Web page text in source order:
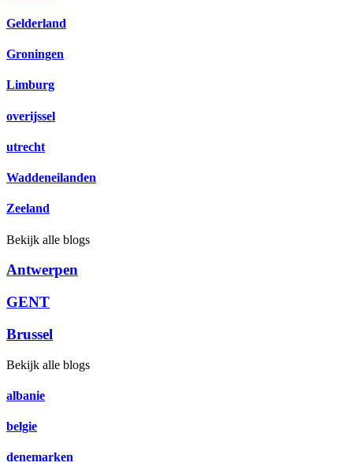
Gelderland
Groningen
Limburg
overijssel
utrecht
Waddeneilanden
Zeeland
Bekijk alle blogs
Antwerpen
GENT
Brussel
Bekijk alle blogs
albanie
belgie
denemarken